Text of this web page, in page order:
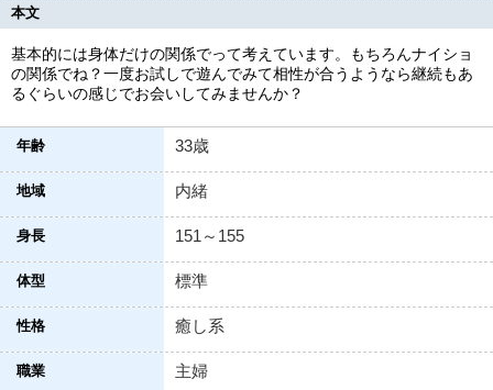
本文
基本的には身体だけの関係でって考えています。もちろんナイショ
の関係でね？一度お試しで遊んでみて相性が合うようなら継続もあ
るぐらいの感じでお会いしてみませんか？
年齢 33歳
地域 内緒
身長 151～155
体型 標準
性格 癒し系
職業 主婦